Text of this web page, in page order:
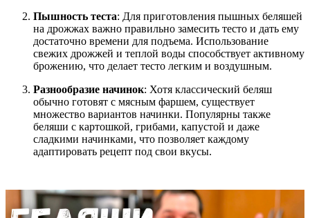
Пышность теста: Для приготовления пышных беляшей
на дрожжах важно правильно замесить тесто и дать ему
достаточно времени для подъема. Использование
свежих дрожжей и теплой воды способствует активному
брожению, что делает тесто легким и воздушным.
Разнообразие начинок: Хотя классический беляш
обычно готовят с мясным фаршем, существует
множество вариантов начинки. Популярны также
беляши с картошкой, грибами, капустой и даже
сладкими начинками, что позволяет каждому
адаптировать рецепт под свои вкусы.